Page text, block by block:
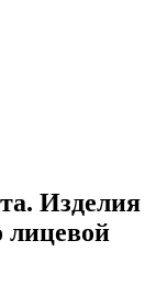
Изделия
лицевой